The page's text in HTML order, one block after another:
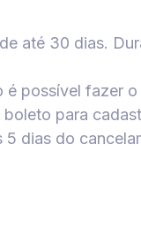
até 30 dias.
possível fazer
para
dias do